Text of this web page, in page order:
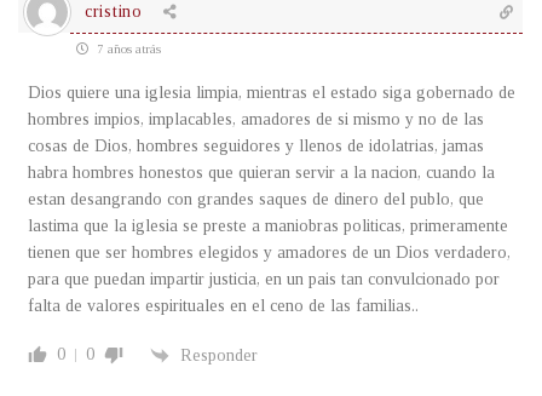
cristino
7 años atrás
Dios quiere una iglesia limpia, mientras el estado siga gobernado de
hombres impios, implacables, amadores de si mismo y no de las
cosas de Dios, hombres seguidores y llenos de idolatrias, jamas
habra hombres honestos que quieran servir a la nacion, cuando la
estan desangrando con grandes saques de dinero del publo, que
lastima que la iglesia se preste a maniobras politicas, primeramente
tienen que ser hombres elegidos y amadores de un Dios verdadero,
para que puedan impartir justicia, en un pais tan convulcionado por
falta de valores espirituales en el ceno de las familias..
0 0 Responder